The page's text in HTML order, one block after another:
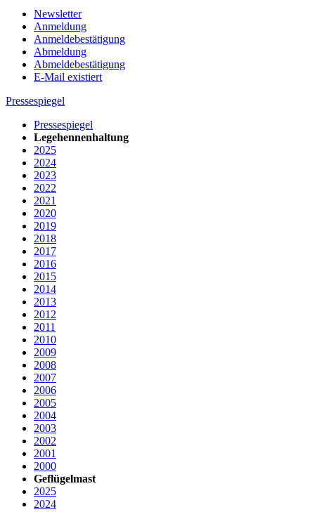
Newsletter
Anmeldung
Anmeldebestätigung
Abmeldung
Abmeldebestätigung
E-Mail existiert
Pressespiegel
Pressespiegel
Legehennenhaltung
2025
2024
2023
2022
2021
2020
2019
2018
2017
2016
2015
2014
2013
2012
2011
2010
2009
2008
2007
2006
2005
2004
2003
2002
2001
2000
Geflügelmast
2025
2024